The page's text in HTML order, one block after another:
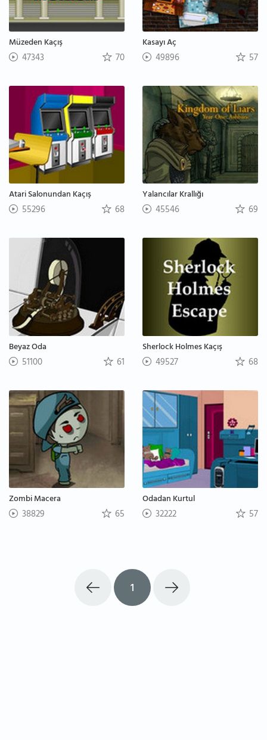
Müzeden Kaçış
47343 70
Kasayı Aç
49896 57
Atari Salonundan Kaçış
55296 68
Yalancılar Krallığı
45546 69
Beyaz Oda
51100 61
Sherlock Holmes Kaçış
49527 68
Zombi Macera
38829 65
Odadan Kurtul
32222 57
1